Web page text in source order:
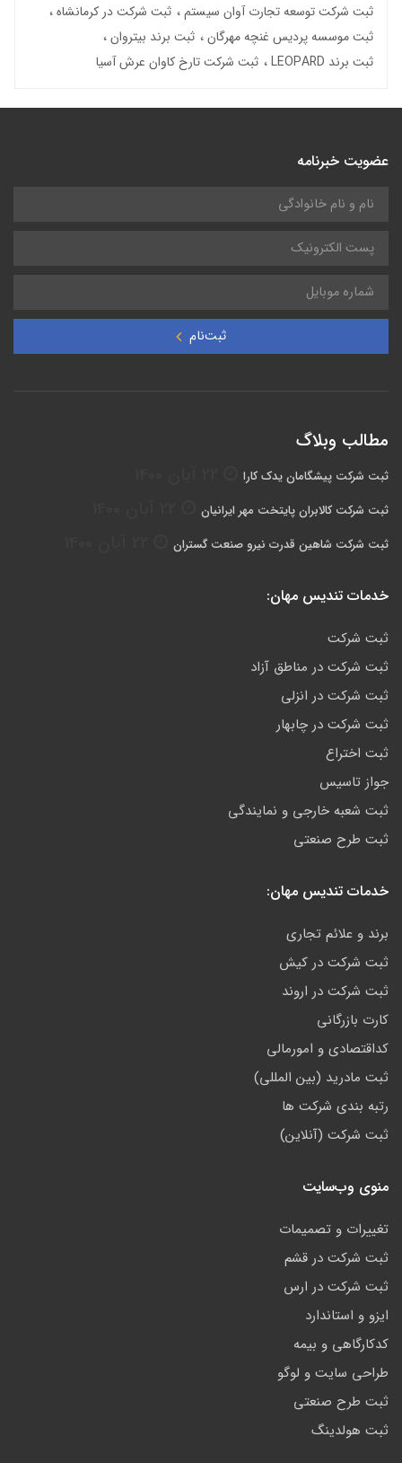
ثبت شرکت توسعه تجارت آوان سیستم
ثبت شرکت در کرمانشاه
ثبت موسسه پردیس غنچه مهرگان
ثبت برند بیتروان
ثبت برند LEOPARD
ثبت شرکت تارخ کاوان عرش آسیا
عضویت خبرنامه
ثبت‌نام
مطالب وبلاگ
ثبت شرکت پیشگامان یدک کارا
ثبت شرکت کالابران پایتخت مهر ایرانیان
ثبت شرکت شاهین قدرت نیرو صنعت گستران
خدمات تندیس مهان:
ثبت شرکت
ثبت شرکت در مناطق آزاد
ثبت شرکت در انزلی
ثبت شرکت در چابهار
ثبت اختراع
جواز تاسیس
ثبت شعبه خارجی و نمایندگی
ثبت طرح صنعتی
خدمات تندیس مهان:
برند و علائم تجاری
ثبت شرکت در کیش
ثبت شرکت در اروند
کارت بازرگانی
کداقتصادی و امورمالی
ثبت مادرید (بین المللی)
رتبه بندی شرکت ها
ثبت شرکت (آنلاین)
منوی وب‌سایت
تغییرات و تصمیمات
ثبت شرکت در قشم
ثبت شرکت در ارس
ایزو و استاندارد
کدکارگاهی و بیمه
طراحی سایت و لوگو
ثبت طرح صنعتی
ثبت هولدینگ